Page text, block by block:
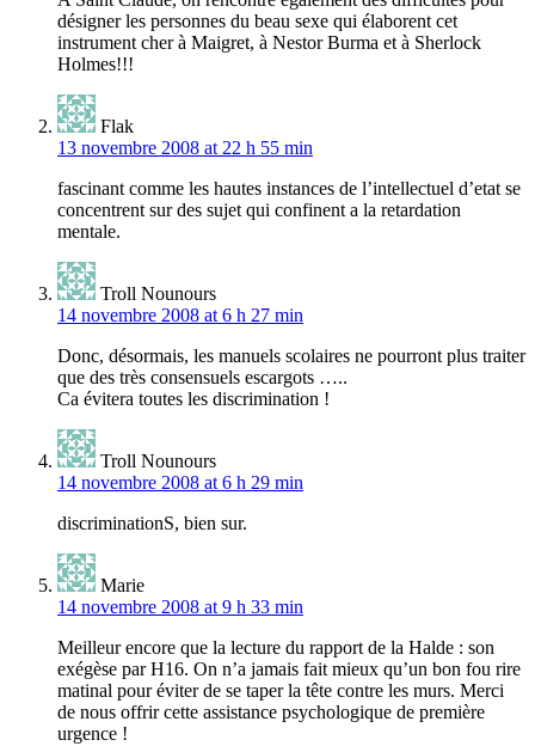
désigner les personnes du beau sexe qui élaborent cet
instrument cher à Maigret, à Nestor Burma et à Sherlock
Holmes!!!
Flak
13 novembre 2008 at 22 h 55 min
fascinant comme les hautes instances de l’intellectuel d’etat se
concentrent sur des sujet qui confinent a la retardation
mentale.
Troll Nounours
14 novembre 2008 at 6 h 27 min
Donc, désormais, les manuels scolaires ne pourront plus traiter
que des très consensuels escargots …..
Ca évitera toutes les discrimination !
Troll Nounours
14 novembre 2008 at 6 h 29 min
discriminationS, bien sur.
Marie
14 novembre 2008 at 9 h 33 min
Meilleur encore que la lecture du rapport de la Halde : son
exégèse par H16. On n’a jamais fait mieux qu’un bon fou rire
matinal pour éviter de se taper la tête contre les murs. Merci
de nous offrir cette assistance psychologique de première
urgence !